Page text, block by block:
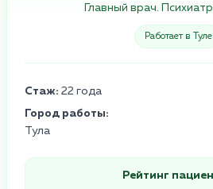
Главный врач.
Работает в Туле
Стаж: 22 года
Город работы:
Тула
Рейтинг